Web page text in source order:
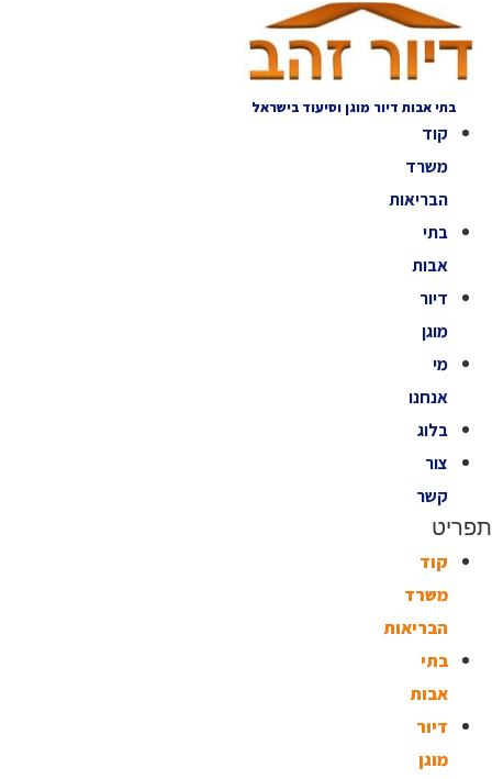
בתי אבות דיור מוגן וסיעוד בישראל
קוד
משרד
הבריאות
בתי
אבות
דיור
מוגן
מי
אנחנו
בלוג
צור
קשר
תפריט
קוד
משרד
הבריאות
בתי
אבות
דיור
מוגן